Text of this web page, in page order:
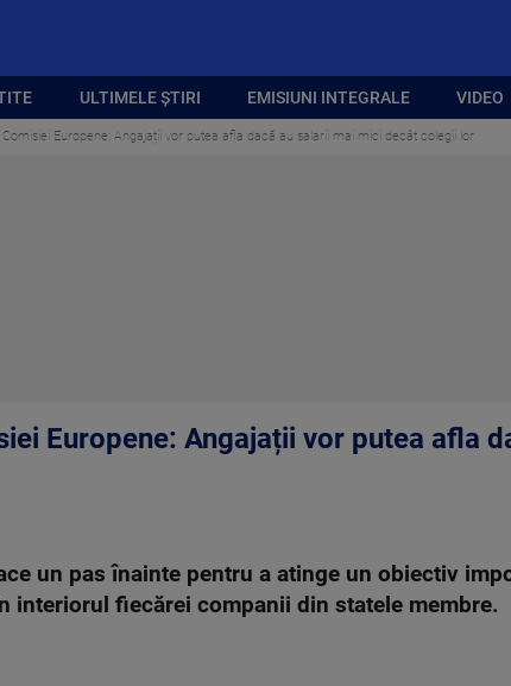
ULTIMELE ȘTIRI EMISIUNI INTEGRALE VIDEO
Comisiei Europene: Angajații vor putea afla dacă au salarii mai mici decât colegii lor
Europene: Angajații vor putea afla
un pas înainte pentru a atinge un obiectiv
interiorul fiecărei companii din statele membre.